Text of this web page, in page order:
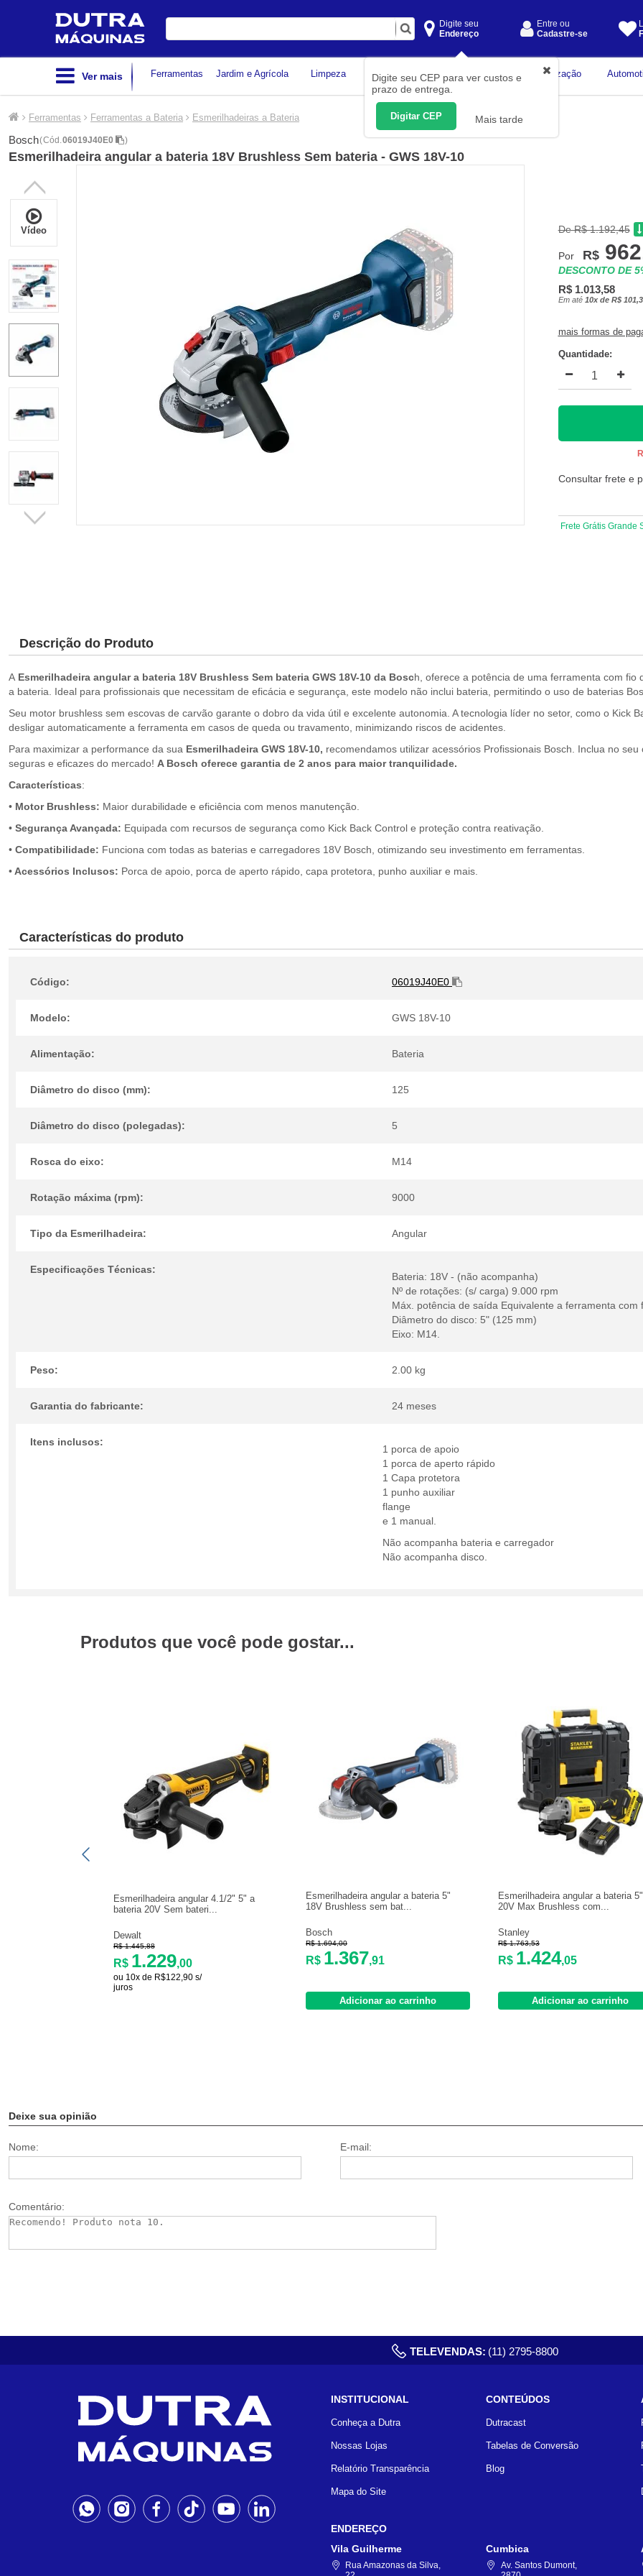
Digite
Digite seu
Endereço
Digite seu CEP para ver custos e
prazo de entrega.
Digitar CEP Mais tarde
Entre ou
Cadastre-se
Ver mais Ferramentas Jardim e Agrícola Limpeza Construção Civil
Medição
Organização
Ferramentas Ferramentas a Bateria Esmerilhadeiras a Bateria
Bosch(Cód. 06019J40E0 )
Esmerilhadeira angular a bateria 18V Brushless Sem bateria - GWS 18V-10
Vídeo De R$ 1.192,45
Por R$
DESCONTO DE
R$ 1.013,58
Em até 10x de R$
mais formas de
Quantidade:
Consultar frete e
Frete Grátis Grande
Descrição do Produto
A Esmerilhadeira angular a bateria 18V Brushless Sem bateria GWS 18V-10 da Bosch, oferece a potência de uma ferramenta com
a bateria. Ideal para profissionais que necessitam de eficácia e segurança, este modelo não inclui bateria, permitindo o uso de baterias
Seu motor brushless sem escovas de carvão garante o dobro da vida útil e excelente autonomia. A tecnologia líder no setor, como o Kick
desligar automaticamente a ferramenta em casos de queda ou travamento, minimizando riscos de acidentes.
Para maximizar a performance da sua Esmerilhadeira GWS 18V-10, recomendamos utilizar acessórios Profissionais Bosch. Inclua no
seguras e eficazes do mercado! A Bosch oferece garantia de 2 anos para maior tranquilidade.
Características:
• Motor Brushless: Maior durabilidade e eficiência com menos manutenção.
• Segurança Avançada: Equipada com recursos de segurança como Kick Back Control e proteção contra reativação.
• Compatibilidade: Funciona com todas as baterias e carregadores 18V Bosch, otimizando seu investimento em ferramentas.
• Acessórios Inclusos: Porca de apoio, porca de aperto rápido, capa protetora, punho auxiliar e mais.
Características do produto
Código: 06019J40E0
Modelo: GWS 18V-10
Alimentação: Bateria
Diâmetro do disco (mm): 125
Diâmetro do disco (polegadas): 5
Rosca do eixo: M14
Rotação máxima (rpm): 9000
Tipo da Esmerilhadeira: Angular
Especificações Técnicas:
Bateria: 18V - (não acompanha)
Nº de rotações: (s/ carga) 9.000 rpm
Máx. potência de saída Equivalente a ferramenta com
Diâmetro do disco: 5" (125 mm)
Eixo: M14.
Peso: 2.00 kg
Garantia do fabricante: 24 meses
Itens inclusos:
1 porca de apoio
1 porca de aperto rápido
1 Capa protetora
1 punho auxiliar
flange
e 1 manual.
Não acompanha bateria e carregador
Não acompanha disco.
Produtos que você pode gostar...
Esmerilhadeira angular 4.1/2" 5" a
bateria 20V Sem bateri...
Dewalt
R$ 1.445,88
R$ 1.229,00
ou 10x de R$122,90 s/
juros
Esmerilhadeira angular a bateria 5"
18V Brushless sem bat...
Bosch
R$ 1.694,00
R$ 1.367,91
Adicionar ao carrinho
Esmerilhadeira angular a bateria 5"
20V Max Brushless com...
Stanley
R$ 1.763,53
R$ 1.424,05
Adicionar ao carrinho
Deixe sua opinião
Nome: E-mail:
Comentário:
TELEVENDAS: (11) 2795-8800
INSTITUCIONAL
Conheça a Dutra
Nossas Lojas
Relatório Transparência
Mapa do Site
CONTEÚDOS
Dutracast
Tabelas de Conversão
Blog
ENDEREÇO
Vila Guilherme
Rua Amazonas da Silva,
Cumbica
Av. Santos Dumont,